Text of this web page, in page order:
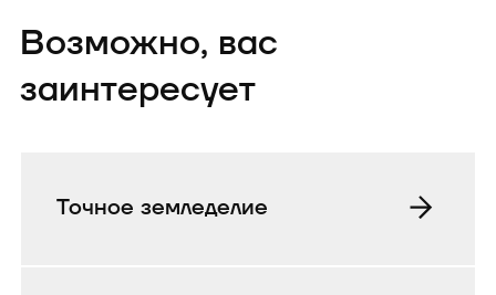
отправленаTEST
Возможно, вас
заинтересует
Точное земледелие